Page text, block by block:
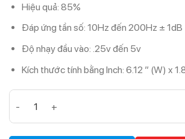
Hiệu quả: 85%
Đáp ứng tần số: 10Hz đến 200Hz ± 1dB
Độ nhạy đầu vào: .25v đến 5v
Kích thước tính bằng Inch: 6.12 ” (W) x